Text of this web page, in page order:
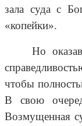
зала суда с
«копейки».
Но
чтобы
В свою
Возмущенная